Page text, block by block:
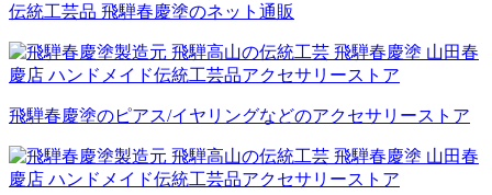
伝統工芸品 飛騨春慶塗のネット通販
飛騨春慶塗のピアス/イヤリングなどのアクセサリーストア